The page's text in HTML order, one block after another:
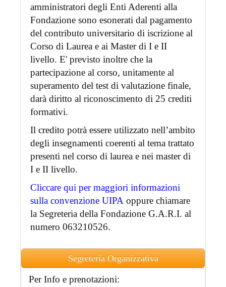
amministratori degli Enti Aderenti alla
Fondazione sono esonerati dal pagamento
del contributo universitario di iscrizione al
Corso di Laurea e ai Master di I e II
livello. E' previsto inoltre che la
partecipazione al corso, unitamente al
superamento del test di valutazione finale,
darà diritto al riconoscimento di 25 crediti
formativi.
Il credito potrà essere utilizzato nell’ambito
degli insegnamenti coerenti al tema trattato
presenti nel corso di laurea e nei master di
I e II livello.
Cliccare qui per maggiori informazioni
sulla convenzione UIPA oppure chiamare
la Segreteria della Fondazione G.A.R.I. al
numero 063210526.
Segreteria Organizzativa
Per Info e prenotazioni: